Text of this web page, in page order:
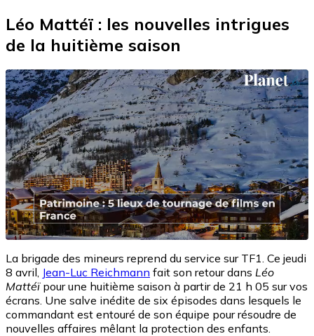
Léo Mattéï : les nouvelles intrigues
de la huitième saison
La brigade des mineurs reprend du service sur TF1. Ce jeudi
8 avril, Jean-Luc Reichmann fait son retour dans Léo
Mattéïpour une huitième saison à partir de 21 h 05 sur vos
écrans. Une salve inédite de six épisodes dans lesquels le
commandant est entouré de son équipe pour résoudre de
nouvelles affaires mêlant la protection des enfants.